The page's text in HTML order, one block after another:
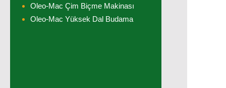
Oleo-Mac Çim Biçme Makinası
Oleo-Mac Yüksek Dal Budama